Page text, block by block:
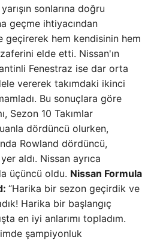
sonlarına doğru
geçme ihtiyacından
geçirerek hem kendisinin hem
zaferini elde etti. Nissan'ın
Fenestraz ise dar orta
vererek takımdaki ikinci
Bu sonuçlara göre
Sezon 10 Takımlar
dördüncü olurken,
Rowland dördüncü,
aldı. Nissan ayrıca
üçüncü oldu. Nissan Formula
“Harika bir sezon geçirdik ve
Harika bir başlangıç
en iyi anlarımı topladım.
şampiyonluk